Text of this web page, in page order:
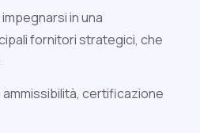
in una
fornitori strategici, che
certificazione